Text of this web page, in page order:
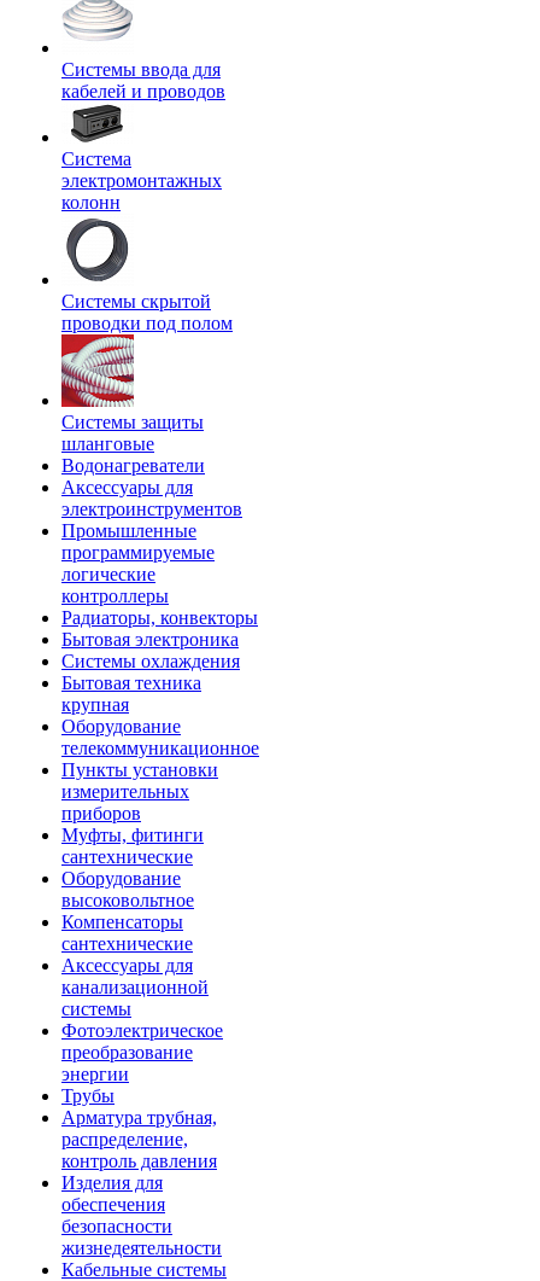
Системы ввода для
кабелей и проводов
Система
электромонтажных
колонн
Системы скрытой
проводки под полом
Системы защиты
шланговые
Водонагреватели
Аксессуары для
электроинструментов
Промышленные
программируемые
логические
контроллеры
Радиаторы, конвекторы
Бытовая электроника
Системы охлаждения
Бытовая техника
крупная
Оборудование
телекоммуникационное
Пункты установки
измерительных
приборов
Муфты, фитинги
сантехнические
Оборудование
высоковольтное
Компенсаторы
сантехнические
Аксессуары для
канализационной
системы
Фотоэлектрическое
преобразование
энергии
Трубы
Арматура трубная,
распределение,
контроль давления
Изделия для
обеспечения
безопасности
жизнедеятельности
Кабельные системы